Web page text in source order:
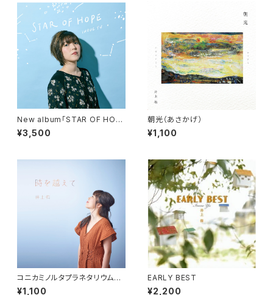
New album「STAR OF HOP
E」
¥3,500
朝光（あさかげ）
¥1,100
コニカミノルタプラネタリウム
『星の数ほど』挿入歌「時を越え
¥1,100
EARLY BEST
¥2,200